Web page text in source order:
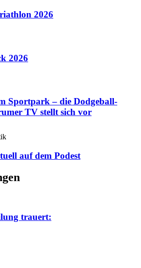
2026
2026
Sportpark – die Dodgeball-
TV stellt sich vor
auf dem Podest
trauert: